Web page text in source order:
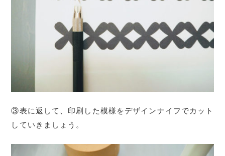
③表に返して、印刷した模様をデザインナイフでカット
していきましょう。